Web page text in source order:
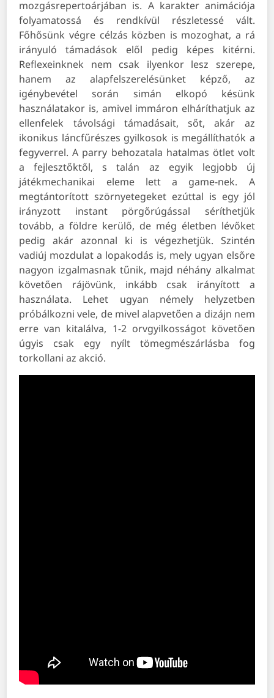
mozgásrepertoárjában is. A karakter animációja
folyamatossá és rendkívül részletessé vált.
Főhősünk végre célzás közben is mozoghat, a rá
irányuló támadások elől pedig képes kitérni.
Reflexeinknek nem csak ilyenkor lesz szerepe,
hanem az alapfelszerelésünket képző, az
igénybevétel során simán elkopó késünk
használatakor is, amivel immáron elháríthatjuk az
ellenfelek távolsági támadásait, sőt, akár az
ikonikus láncfűrészes gyilkosok is megállíthatók a
fegyverrel. A parry behozatala hatalmas ötlet volt
a fejlesztőktől, s talán az egyik legjobb új
játékmechanikai eleme lett a game-nek. A
megtántorított szörnyetegeket ezúttal is egy jól
irányzott instant pörgőrúgással séríthetjük
tovább, a földre kerülő, de még életben lévőket
pedig akár azonnal ki is végezhetjük. Szintén
vadiúj mozdulat a lopakodás is, mely ugyan elsőre
nagyon izgalmasnak tűnik, majd néhány alkalmat
követően rájövünk, inkább csak irányított a
használata. Lehet ugyan némely helyzetben
próbálkozni vele, de mivel alapvetően a dizájn nem
erre van kitalálva, 1-2 orvgyilkosságot követően
úgyis csak egy nyílt tömegmészárlásba fog
torkollani az akció.